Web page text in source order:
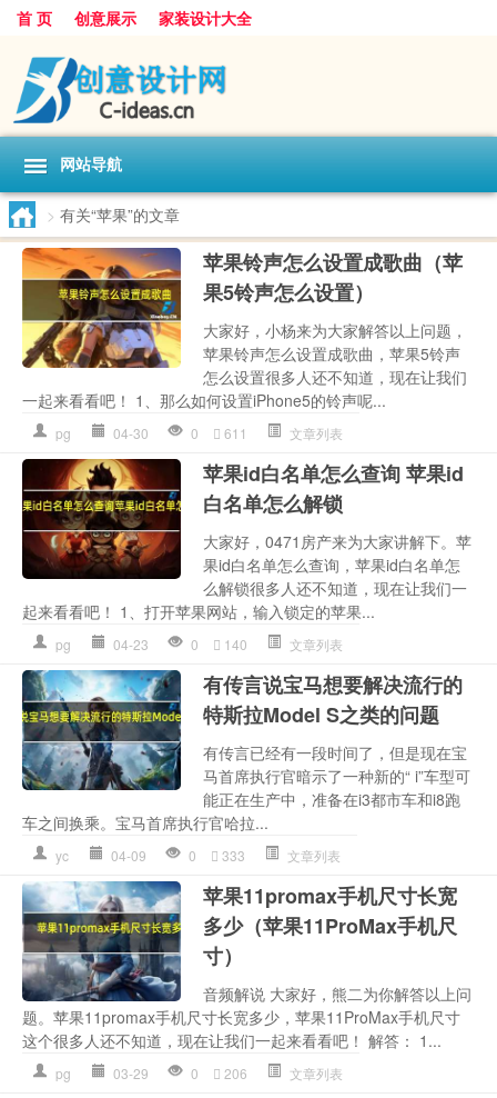
首 页 创意展示 家装设计大全
网站导航
> 有关“苹果”的文章
苹果铃声怎么设置成歌曲（苹
果5铃声怎么设置）
大家好，小杨来为大家解答以上问题，
苹果铃声怎么设置成歌曲，苹果5铃声
怎么设置很多人还不知道，现在让我们
一起来看看吧！ 1、那么如何设置iPhone5的铃声呢...
pg 04-30 0 611 文章列表
苹果id白名单怎么查询 苹果id
白名单怎么解锁
大家好，0471房产来为大家讲解下。苹
果id白名单怎么查询，苹果id白名单怎
么解锁很多人还不知道，现在让我们一
起来看看吧！ 1、打开苹果网站，输入锁定的苹果...
pg 04-23 0 140 文章列表
有传言说宝马想要解决流行的
特斯拉Model S之类的问题
有传言已经有一段时间了，但是现在宝
马首席执行官暗示了一种新的“ i”车型可
能正在生产中，准备在i3都市车和i8跑
车之间换乘。宝马首席执行官哈拉...
yc 04-09 0 333 文章列表
苹果11promax手机尺寸长宽
多少（苹果11ProMax手机尺
寸）
音频解说 大家好，熊二为你解答以上问
题。苹果11promax手机尺寸长宽多少，苹果11ProMax手机尺寸
这个很多人还不知道，现在让我们一起来看看吧！ 解答： 1...
pg 03-29 0 206 文章列表